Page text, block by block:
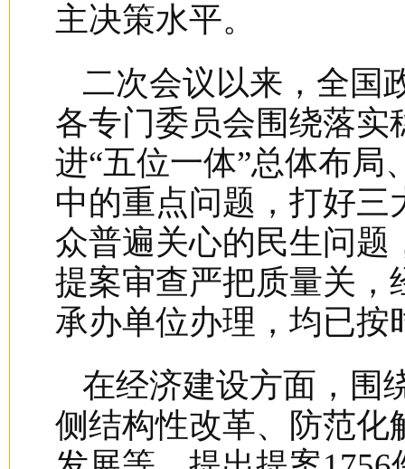
主决策水平。
二次会议以来，全国
各专门委员会围绕落
进“五位一体”总体布局
中的重点问题，打好
众普遍关心的民生问题
提案审查严把质量关，
承办单位办理，均已按
在经济建设方面，围
侧结构性改革、防范化